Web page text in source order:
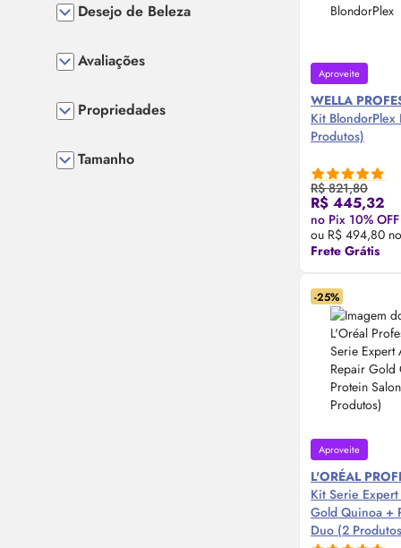
Aproveite
WELLA
Kit BlondorPlex
Produtos)
R$ 821,80
R$ 445,32
no Pix 10% OFF
ou R$ 494,80
Frete Grátis
-25%
Aproveite
L'ORÉAL
Kit Serie
Gold Quinoa +
Duo (2
Desejo de Beleza
Avaliações
Propriedades
Tamanho